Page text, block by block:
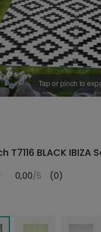
Tap or pinch to
BLACK IBIZA
0,00/5 (0)